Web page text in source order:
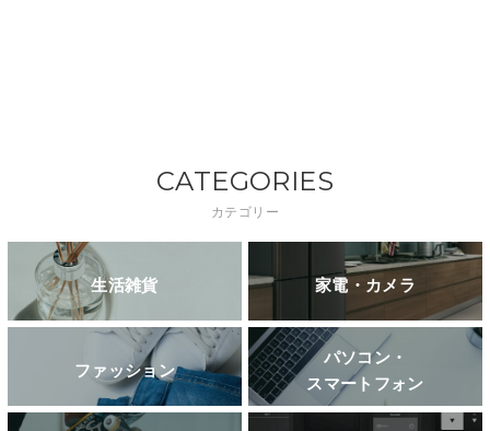
CATEGORIES
カテゴリー
生活雑貨 家電・カメラ
ファッション
パソコン・
スマートフォン